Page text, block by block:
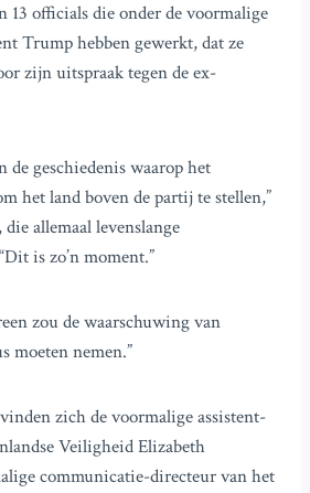
13 officials die onder de voormalige
Trump hebben gewerkt, dat ze
zijn uitspraak tegen de ex-
de geschiedenis waarop het
het land boven de partij te stellen,”
allemaal levenslange
is zo’n moment.”
zou de waarschuwing van
moeten nemen.”
zich de voormalige assistent-
Veiligheid Elizabeth
communicatie-directeur van het